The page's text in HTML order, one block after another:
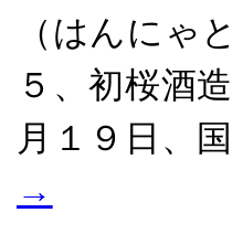
（はんにゃ
５、初桜酒
月１９日、
→